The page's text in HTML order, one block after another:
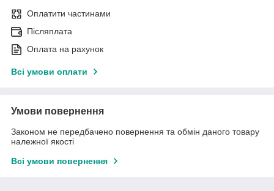
Оплатити частинами
Післяплата
Оплата на рахунок
Всі умови оплати
Умови повернення
Законом не передбачено повернення та обмін даного товару
належної якості
Всі умови повернення